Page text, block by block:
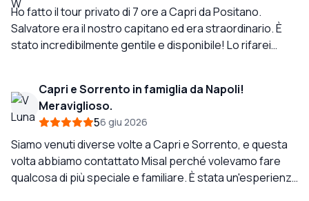
Ho fatto il tour privato di 7 ore a Capri da Positano.
Salvatore era il nostro capitano ed era straordinario. È
stato incredibilmente gentile e disponibile! Lo rifarei
Capri e Sorrento in famiglia da Napoli!
Meraviglioso.
56 giu 2026
Siamo venuti diverse volte a Capri e Sorrento, e questa
volta abbiamo contattato Misal perché volevamo fare
qualcosa di più speciale e familiare. È stata un'esperienza